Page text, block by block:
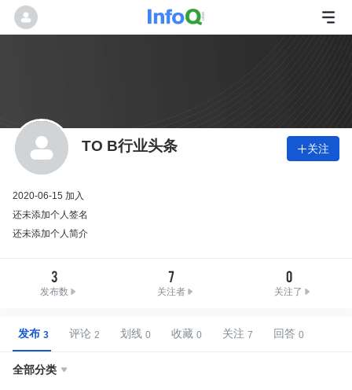
TO B行业头条 关注
2020-06-15 加入
还未添加个人签名
还未添加个人简介
3
发布数
7
关注者
0
关注了
发布 评论 划线 收藏 关注 回答
全部分类 